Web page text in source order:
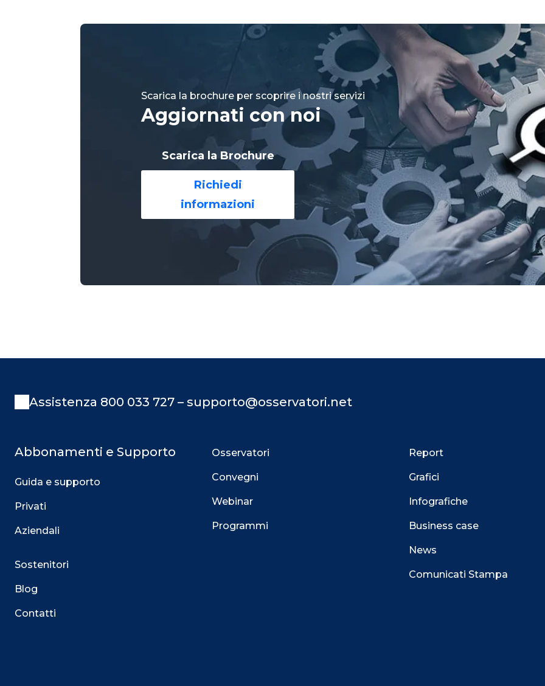
Scarica la brochure per scoprire i nostri servizi
Aggiornati con noi
Scarica la Brochure
Richiedi
informazioni
Assistenza 800 033 727 – supporto@osservatori.net
Abbonamenti e Supporto
Guida e supporto
Privati
Aziendali
Sostenitori
Blog
Contatti
Osservatori
Convegni
Webinar
Programmi
Report
Grafici
Infografiche
Business case
News
Comunicati Stampa